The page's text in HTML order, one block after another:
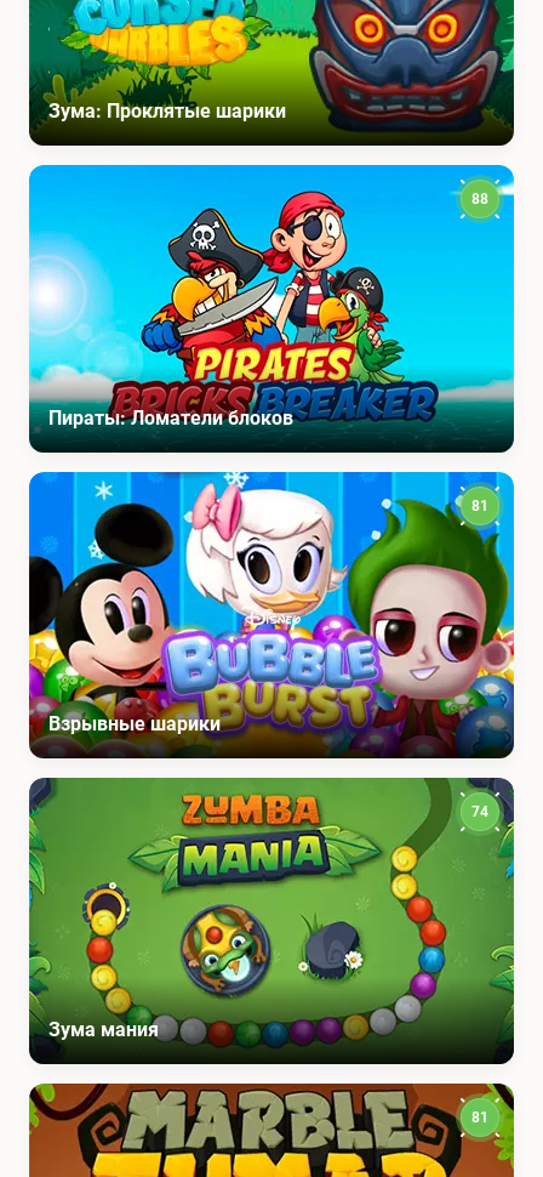
Зума: Проклятые шарики
Пираты: Ломатели блоков
88
Взрывные шарики
81
Зума мания
74
81